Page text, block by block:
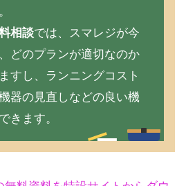
相談では、スマレジが今
どのプランが適切なのか
すし、ランニングコスト
器の見直しなどの良い機
きます。